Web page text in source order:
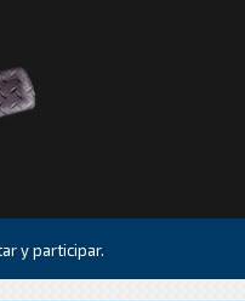
y participar.